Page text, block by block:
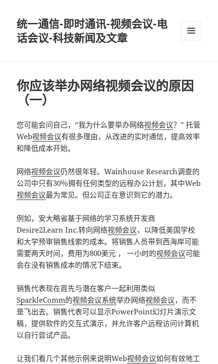
统一通信-即时通讯-视频会议-电
话会议-科技新闻及文章
你应该举办网络视频会议的原因
（一）
您可能会问自己，“我为什么要举办网络视频会议？” 托管
Web视频会议有很多理由，从改进的实时通信，提高效率
和降低成本开始。
网络视频会议仍然很年轻。Wainhouse Research调查的
公司中只有30％拥有任何类型的远程办公计划，其中Web
视频会议最为常见。但公司正在意识到它的潜力。
例如，安大略省基于网络的学习系统开发商
Desire2Learn Inc.转向网络视频会议，以降低美国学校
和大学预审销售线索的成本。将销售人员带到西海岸可能
需要两天时间，费用为800美元 ， 一小时的视频会议可能
会在没有销售成本的情况下结束。
销售代表现在首先与潜在客户一起利用类似
SparkleComm的视频会议系统举办网络视频会议，而不
是飞出去。销售代表可以显示PowerPoint幻灯片演示文
稿，提供软件的交互式演示，并允许客户远程访问计算机
以自行尝试产品。
让我们看几个其他示例来说明Web视频会议如何有效地工